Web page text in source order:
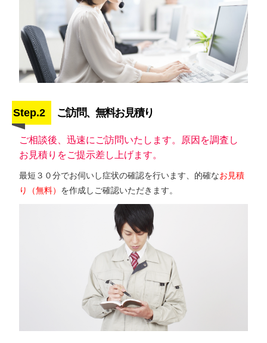
Step.2 ご訪問、無料お見積り
ご相談後、迅速にご訪問いたします。原因を調査し
お見積りをご提示差し上げます。
最短３０分でお伺いし症状の確認を行います、的確なお見積
り（無料） を作成しご確認いただきます。